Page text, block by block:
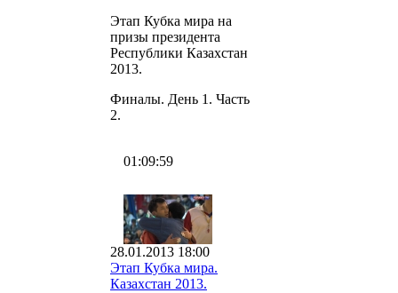
Этап Кубка мира на
призы президента
Республики Казахстан
2013.
Финалы. День 1. Часть
2.
01:09:59
28.01.2013 18:00
Этап Кубка мира.
Казахстан 2013.